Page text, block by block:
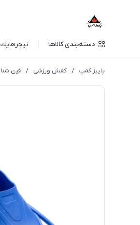
دسته‌بندی کالاها نيچرهايك
پاییز کمپ / کفش ورزشی / فین شنا